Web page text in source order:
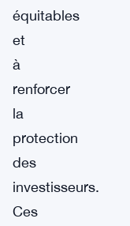
équitables
et
à
renforcer
la
protection
des
investisseurs.
Ces